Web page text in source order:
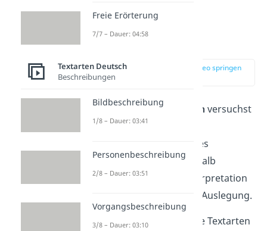
Was ist eine
zur Stelle im Video springen
Bei einerInterpretation versuchst
du, dieBedeutung
eines Textes
nachzuvollziehen. Deshalb
bezeichnest du die Interpretation
auch als Deutung oder Auslegung.
Du kannst verschiedene Textarten
Freie Erörterung
7/7 – Dauer: 04:58
Textarten Deutsch
Beschreibungen
Bildbeschreibung
1/8 – Dauer: 03:41
Personenbeschreibung
2/8 – Dauer: 03:51
Vorgangsbeschreibung
3/8 – Dauer: 03:10